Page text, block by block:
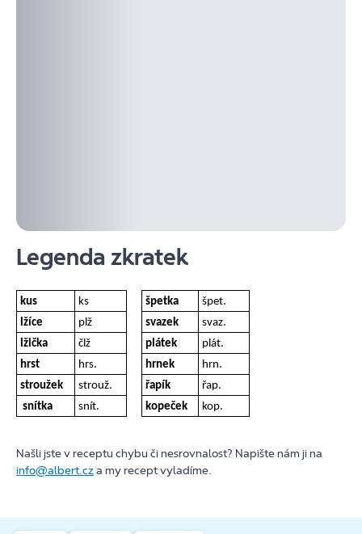
Legenda zkratek
kus ks špetka
špet.
lžíce
plž svazek
svaz.
lžička
člž plátek
plát.
hrst
hrs. hrnek
hrn.
stroužek
strouž. řapík
řap.
snítka
snít. kopeček kop.
Našli jste v receptu chybu či nesrovnalost? Napište nám ji na
info@albert.cza my recept vyladíme.